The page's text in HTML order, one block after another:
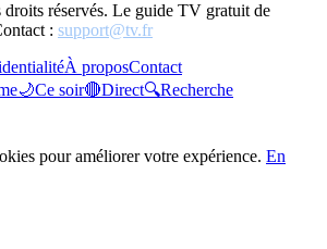
réservés. Le guide TV gratuit de
: support@tv.fr
À proposContact
🌙Ce soir🔴Direct🔍Recherche
pour améliorer votre expérience. En